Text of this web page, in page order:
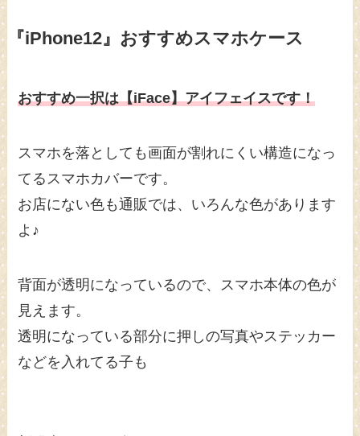
『iPhone12』おすすめスマホケース
おすすめ一択は【iFace】アイフェイスです！
スマホを落としても画面が割れにくい構造になっ
てるスマホカバーです。
お店にない色も通販では、いろんな色があります
よ♪
背面が透明になっているので、スマホ本体の色が
見えます。
透明になっている部分に押しの写真やステッカー
などを入れてる子も